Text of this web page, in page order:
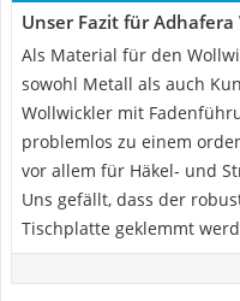
Unser Fazit für Adhafera
Als Material für den
sowohl Metall als auch
Wollwickler mit
problemlos zu einem
vor allem für Häkel- und
Uns gefällt, dass der
Tischplatte geklemmt